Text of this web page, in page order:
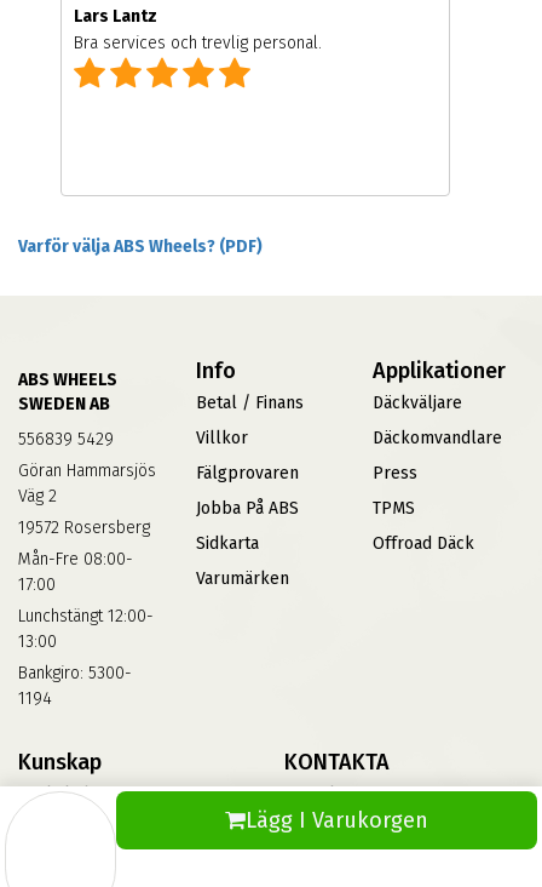
Lägg I Varukorgen
Lars Lantz
Bra services och trevlig personal.
Varför välja ABS Wheels? (PDF)
ABS WHEELS
SWEDEN AB
556839 5429
Göran Hammarsjös
Väg 2
19572 Rosersberg
Mån-Fre 08:00-
17:00
Lunchstängt 12:00-
13:00
Bankgiro: 5300-
1194
Info
Betal / Finans
Villkor
Fälgprovaren
Jobba På ABS
Sidkarta
Varumärken
Applikationer
Däckväljare
Däckomvandlare
Press
TPMS
Offroad Däck
Kunskap
Däckskola
KONTAKTA
Kontakta Oss
Vinterdäck